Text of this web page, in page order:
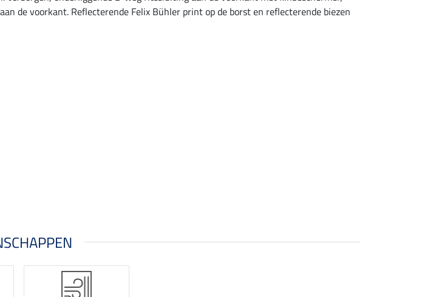
de voorkant. Reflecterende Felix Bühler print op de borst en reflecterende biezen